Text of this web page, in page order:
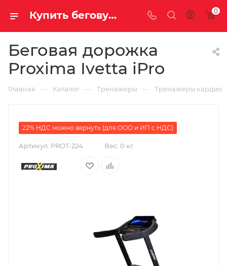
Купить беговую дорожку Proxima Ivetta iPro за 189 990 руб. в Саратове и Энгельсе 0
Беговая дорожка
Proxima Ivetta iPro
Главная — Каталог — Тренажеры — Тренажеры кардио
22% НДС можно вернуть (для ООО и ИП с НДС)
Артикул: PROT-224 Вес: 0 кг.